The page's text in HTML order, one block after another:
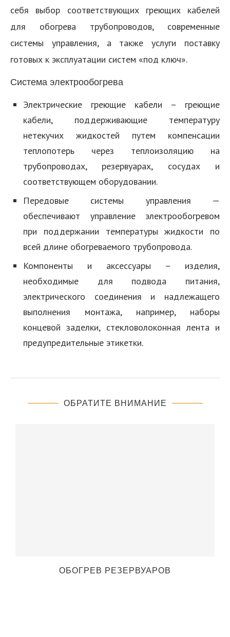
себя выбор соответствующих греющих кабелей
для обогрева трубопроводов, современные
системы управления, а также услуги поставку
готовых к эксплуатации систем «под ключ».
Система электрообогрева
Электрические греющие кабели – греющие
кабели, поддерживающие температуру
нетекучих жидкостей путем компенсации
теплопотерь через теплоизоляцию на
трубопроводах, резервуарах, сосудах и
соответствующем оборудовании.
Передовые системы управления —
обеспечивают управление электрообогревом
при поддержании температуры жидкости по
всей длине обогреваемого трубопровода.
Компоненты и аксессуары – изделия,
необходимые для подвода питания,
электрического соединения и надлежащего
выполнения монтажа, например, наборы
концевой заделки, стекловолоконная лента и
предупредительные этикетки.
ОБРАТИТЕ ВНИМАНИЕ
ОБОГРЕВ РЕЗЕРВУАРОВ